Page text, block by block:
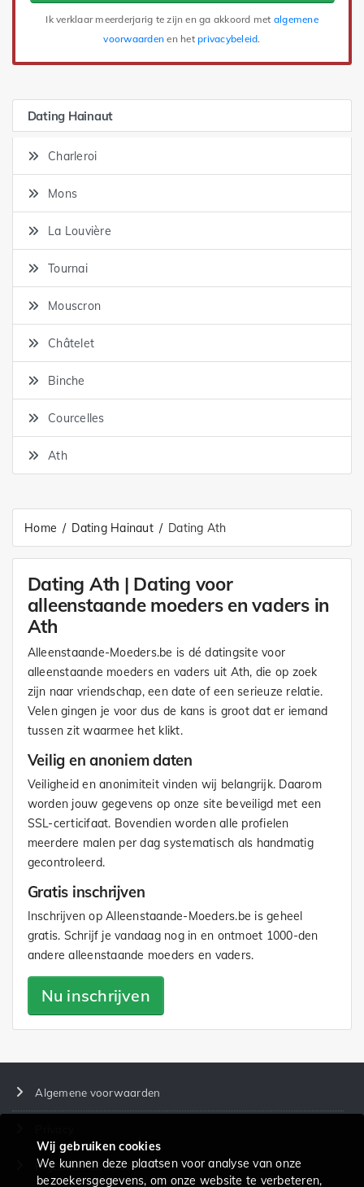
Ik verklaar meerderjarig te zijn en ga akkoord met algemene
voorwaarden en hetprivacybeleid.
Dating Hainaut
Charleroi
Mons
La Louvière
Tournai
Mouscron
Châtelet
Binche
Courcelles
Ath
Home Dating Hainaut Dating Ath
Dating Ath | Dating voor
alleenstaande moeders en vaders in
Ath
Alleenstaande-Moeders.be is dé datingsite voor
alleenstaande moeders en vaders uit Ath, die op zoek
zijn naar vriendschap, een date of een serieuze relatie.
Velen gingen je voor dus de kans is groot dat er iemand
tussen zit waarmee het klikt.
Veilig en anoniem daten
Veiligheid en anonimiteit vinden wij belangrijk. Daarom
worden jouw gegevens op onze site beveiligd met een
SSL-certicifaat. Bovendien worden alle profielen
meerdere malen per dag systematisch als handmatig
gecontroleerd.
Gratis inschrijven
Inschrijven op Alleenstaande-Moeders.be is geheel
gratis. Schrijf je vandaag nog in en ontmoet 1000-den
andere alleenstaande moeders en vaders.
Nu inschrijven
Algemene voorwaarden
Prijzen en diensten
Wij gebruiken cookies
We kunnen deze plaatsen voor analyse van onze
bezoekersgegevens, om onze website te verbeteren,